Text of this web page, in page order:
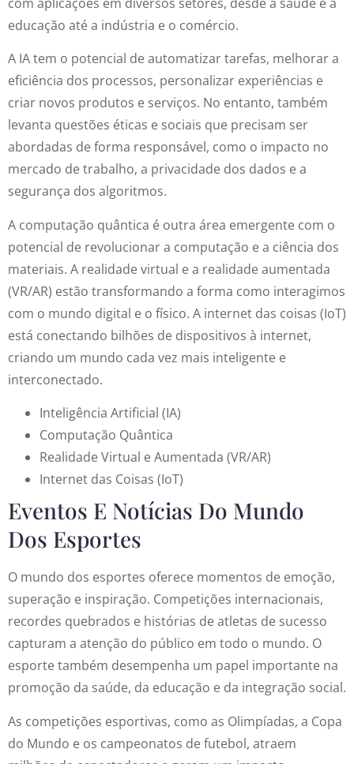
educação até a indústria e o comércio.
A IA tem o potencial de automatizar tarefas, melhorar a
eficiência dos processos, personalizar experiências e
criar novos produtos e serviços. No entanto, também
levanta questões éticas e sociais que precisam ser
abordadas de forma responsável, como o impacto no
mercado de trabalho, a privacidade dos dados e a
segurança dos algoritmos.
A computação quântica é outra área emergente com o
potencial de revolucionar a computação e a ciência dos
materiais. A realidade virtual e a realidade aumentada
(VR/AR) estão transformando a forma como interagimos
com o mundo digital e o físico. A internet das coisas (IoT)
está conectando bilhões de dispositivos à internet,
criando um mundo cada vez mais inteligente e
interconectado.
Inteligência Artificial (IA)
Computação Quântica
Realidade Virtual e Aumentada (VR/AR)
Internet das Coisas (IoT)
Eventos E Notícias Do Mundo
Dos Esportes
O mundo dos esportes oferece momentos de emoção,
superação e inspiração. Competições internacionais,
recordes quebrados e histórias de atletas de sucesso
capturam a atenção do público em todo o mundo. O
esporte também desempenha um papel importante na
promoção da saúde, da educação e da integração social.
As competições esportivas, como as Olimpíadas, a Copa
do Mundo e os campeonatos de futebol, atraem